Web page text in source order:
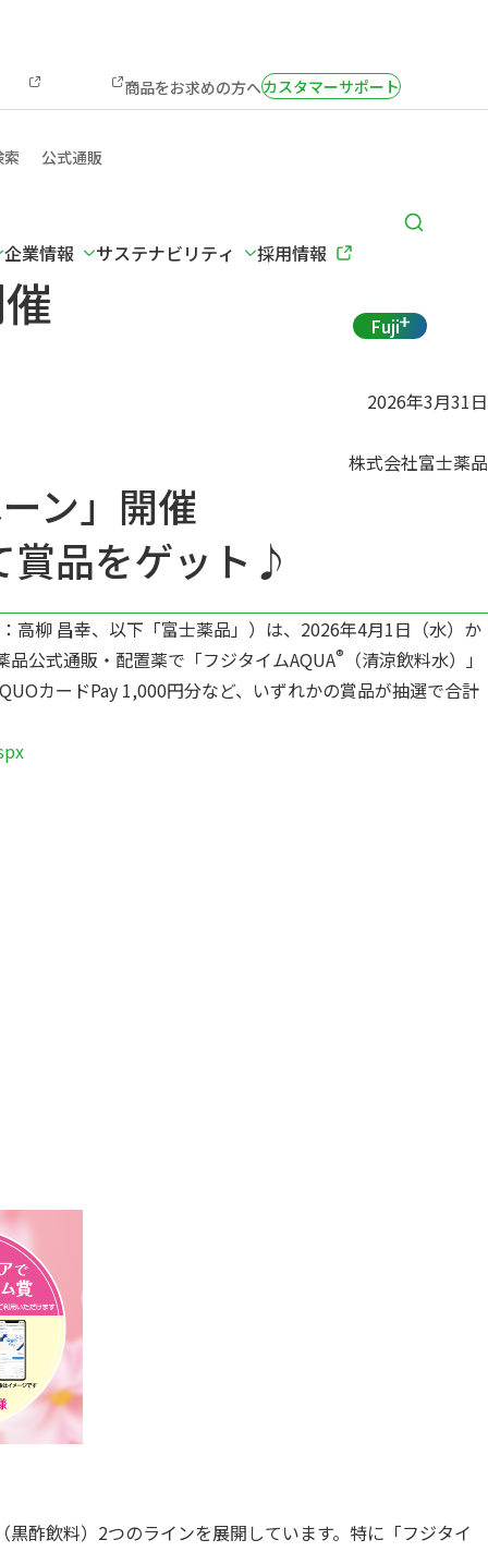
索 公式通販
商品をお求めの方へカスタマーサポート
企業情報 サステナビリティ 採用情報
Fuji
2026年3月31日
株式会社富士薬品
ン」開催
賞品をゲット♪
柳 昌幸、以下「富士薬品」）は、2026年4月1日（水）か
公式通販・配置薬で「フジタイムAQUA®
（清涼飲料水）」
カードPay 1,000円分など、いずれかの賞品が抽選で合計
黒酢飲料）2つのラインを展開しています。特に「フジタイ